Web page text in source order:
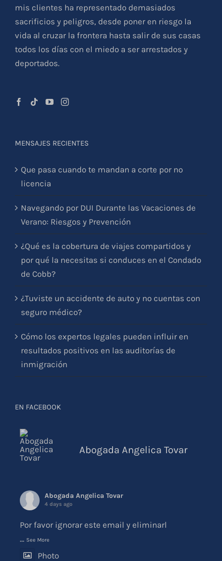
mis clientes ha representado demasiados
sacrificios y peligros, desde poner en riesgo la
vida al cruzar la frontera hasta salir de sus casas
todos los días con el miedo a ser arrestados y
deportados.
MENSAJES RECIENTES
Que pasa cuando te mandan a corte por no
licencia
Navegando por DUI Durante las Vacaciones de
Verano: Riesgos y Prevención
¿Qué es la cobertura de viajes compartidos y
por qué la necesitas si conduces en el Condado
de Cobb?
¿Tuviste un accidente de auto y no cuentas con
seguro médico?
Cómo los expertos legales pueden influir en
resultados positivos en las auditorías de
inmigración
EN FACEBOOK
Abogada Angelica Tovar
Abogada Angelica Tovar
4 days ago
Por favor ignorar este email y eliminarl
... See More
Photo